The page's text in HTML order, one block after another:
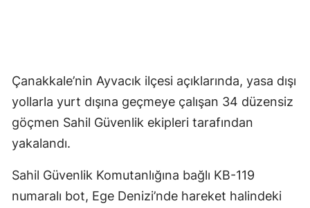
Çanakkale’nin Ayvacık ilçesi açıklarında, yasa dışı
yollarla yurt dışına geçmeye çalışan 34 düzensiz
göçmen Sahil Güvenlik ekipleri tarafından
yakalandı.
Sahil Güvenlik Komutanlığına bağlı KB-119
numaralı bot, Ege Denizi’nde hareket halindeki